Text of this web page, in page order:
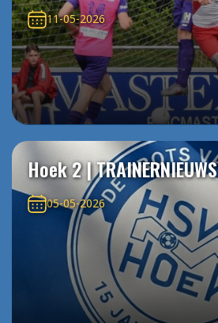
11-05-2026
Hoek 2 | TRAINERNIEUWS
05-05-2026